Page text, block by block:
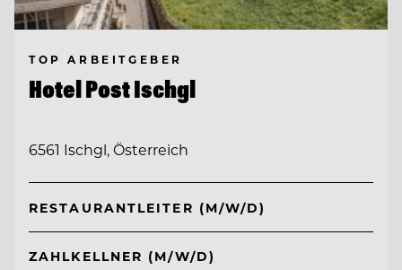
TOP ARBEITGEBER
Hotel Post Ischgl
6561 Ischgl, Österreich
RESTAURANTLEITER (M/W/D)
ZAHLKELLNER (M/W/D)